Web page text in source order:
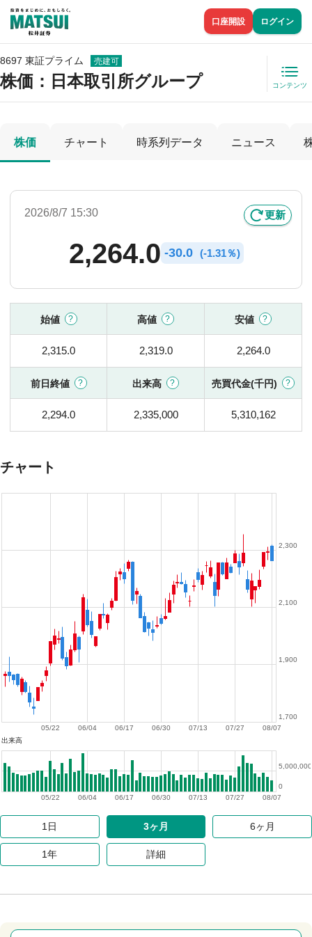
口座開設 ログイン
8697 東証プライム 売建可
株価 ：日本取引所グループ コンテンツ
株価 チャート 時系列データ ニュース
2026/8/7 15:30 更新
2,264.0 -30.0 (-1.31％)
始値 高値 安値
2,315.0 2,319.0 2,264.0
前日終値 出来高 売買代金(千円)
2,294.0 2,335,000 5,310,162
チャート
08/07
07/27
07/13
06/30
06/17
06/04
05/22
1,700
1,900
2,100
2,300
出来高
08/07
07/27
07/13
06/30
06/17
06/04
05/22
0
5,000,000
1日 3ヶ月 6ヶ月
1年 詳細